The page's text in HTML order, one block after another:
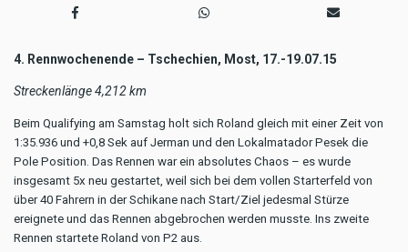
4. Rennwochenende – Tschechien, Most, 17.-19.07.15
Streckenlänge 4,212 km
Beim Qualifying am Samstag holt sich Roland gleich mit einer Zeit von
1:35.936 und +0,8 Sek auf Jerman und den Lokalmatador Pesek die
Pole Position. Das Rennen war ein absolutes Chaos – es wurde
insgesamt 5x neu gestartet, weil sich bei dem vollen Starterfeld von
über 40 Fahrern in der Schikane nach Start/Ziel jedesmal Stürze
ereignete und das Rennen abgebrochen werden musste. Ins zweite
Rennen startete Roland von P2 aus.